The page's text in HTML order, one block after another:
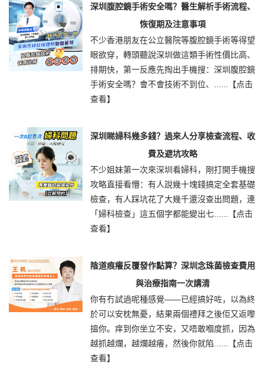
深圳腹腔鏡手術安全嗎？醫生解析手術流程、
恢復期及注意事項
不少香港朋友在公立醫院等腹腔鏡手術等得望
眼欲穿，轉頭聽說深圳做這類手術性價比高、
排期快，第一反應先掏出手機搜：深圳腹腔鏡
手術安全嗎？會不會技術不到位、......
【点击
查看】
深圳睇婦科幾多錢？過來人分享檢查流程、收
費及避坑攻略
不少姐妹第一次來深圳看婦科，剛打開手機搜
攻略直接看懵：有人說幾十塊錢搞定全套基礎
檢查，有人踩坑花了大幾千還沒查出問題，連
「婦科檢查」這五個字都能變出七......
【点击
查看】
陰道痕癢反覆發作點算？深圳念珠菌檢查費用
與治療指南一次講清
你有冇試過呢種感覺——已經搞好咗，以為終
於可以安枕無憂，結果兩個禮拜之後佢又返嚟
搵你。痒到你坐立不安，又唔敢嗰度抓，因為
越抓越爛，越爛越癢，然後你就陷......
【点击
查看】